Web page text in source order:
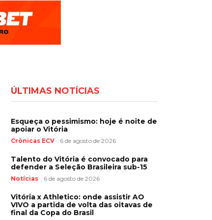
ÚLTIMAS NOTÍCIAS
Esqueça o pessimismo: hoje é noite de
apoiar o Vitória
Crônicas ECV 6 de agosto de 2026
Talento do Vitória é convocado para
defender a Seleção Brasileira sub-15
Notícias 6 de agosto de 2026
Vitória x Athletico: onde assistir AO
VIVO a partida de volta das oitavas de
final da Copa do Brasil